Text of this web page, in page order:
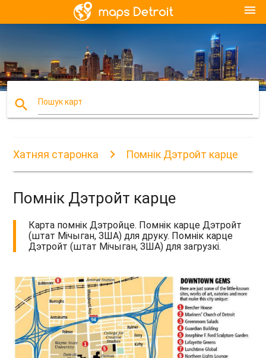
menu
search Пошук карт
Хатняя старонка Помнік Дэтройт карце
Помнік Дэтройт карце
Карта помнік Дэтройце. Помнік карце Дэтройт
(штат Мічыган, ЗША) для друку. Помнік карце
Дэтройт (штат Мічыган, ЗША) для загрузкі.